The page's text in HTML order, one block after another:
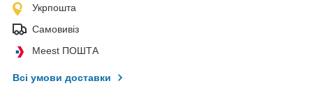
Укрпошта
Самовивіз
Meest ПОШТА
Всі умови доставки